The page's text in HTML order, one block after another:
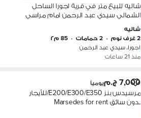
شاليه للبيع متر في قرية اجورا الساحل
الشمالي سيدي عبد الرحمن امام مراسي
فرصة استثمارية اقل بمليون جنيه من سعر
الشركة تسليم 2027
شاليه
2 غرف نوم
• 2 حمامات • 85 م٢
اجورا، سيدي عبد الرحمن
منذ 21 ساعات
7,000 ج.م يومياً
مرسيدس بنز E200/E300/E350/للأيجار
بدون سائق Marsedes for rent